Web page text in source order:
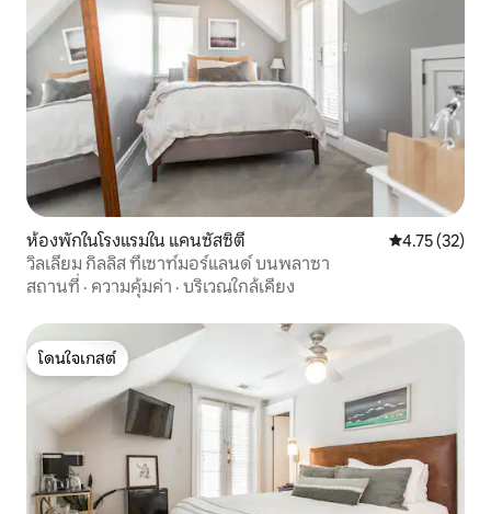
ห้องพักในโรงแรมใน แคนซัสซิตี คะแนนเฉลี่ย
4.75 (32)
วิลเลียม กิลลิส ที่เซาท์มอร์แลนด์ บนพลาซา
สถานที่ · ความคุ้มค่า · บริเวณใกล้เคียง
โดนใจเกสต์
โดนใจเกสต์